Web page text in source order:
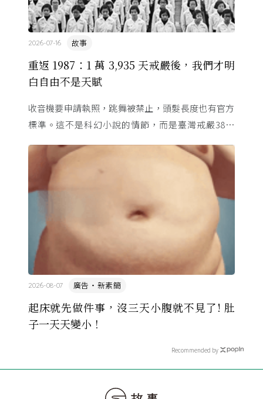
重返 1987：1 萬 3,935 天戒嚴後，我們才明
白自由不是天賦
故事
2026-07-16
收音機要申請執照，跳舞被禁止，頭髮長度也有官方
標準。這不是科幻小說的情節，而是臺灣戒嚴38年
嚴令，這段歷 ...
起床就先做件事，沒三天小腹就不見了! 肚
子一天天變小！
廣告・新素簡
2026-08-07
Recommended by